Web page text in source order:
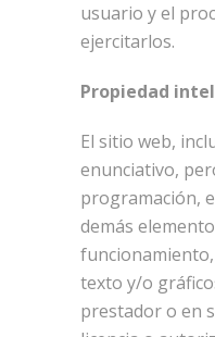
usuario y el
ejercitarlos.
Propiedad
El sitio web,
enunciativo,
programación,
demás
texto y/o
prestador o en